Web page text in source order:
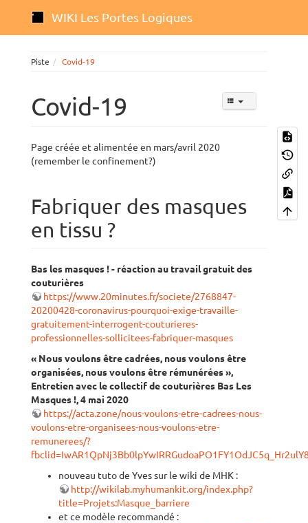
WIKI Les Portes Logiques
Piste Covid-19
Covid-19
Page créée et alimentée en mars/avril 2020
(remember le confinement?)
Fabriquer des masques
en tissu ?
Bas les masques ! - réaction au travail gratuit des
couturières
https://www.20minutes.fr/societe/2768847-
20200428-coronavirus-pourquoi-exige-travaille-
gratuitement-interrogent-couturieres-
professionnelles-sollicitees-fabriquer-masques
« Nous voulons être cadrées, nous voulons être
organisées, nous voulons être rémunérées »,
Entretien avec le collectif de couturières Bas Les
Masques !, 4 mai 2020
https://acta.zone/nous-voulons-etre-cadrees-nous-
voulons-etre-organisees-nous-voulons-etre-
remunerees/?
nouveau tuto de Yves sur le wiki de MHK :
http://wikilab.myhumankit.org/index.php?
title=Projets:Masque_barriere
et ce modèle recommandé :